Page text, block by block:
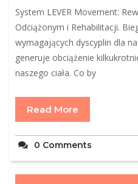
System LEVER Movement:
Odciążonym i Rehabilitacji.
wymagających dyscyplin dla
generuje obciążenie
naszego ciała. Co by
Read More
0 Comments